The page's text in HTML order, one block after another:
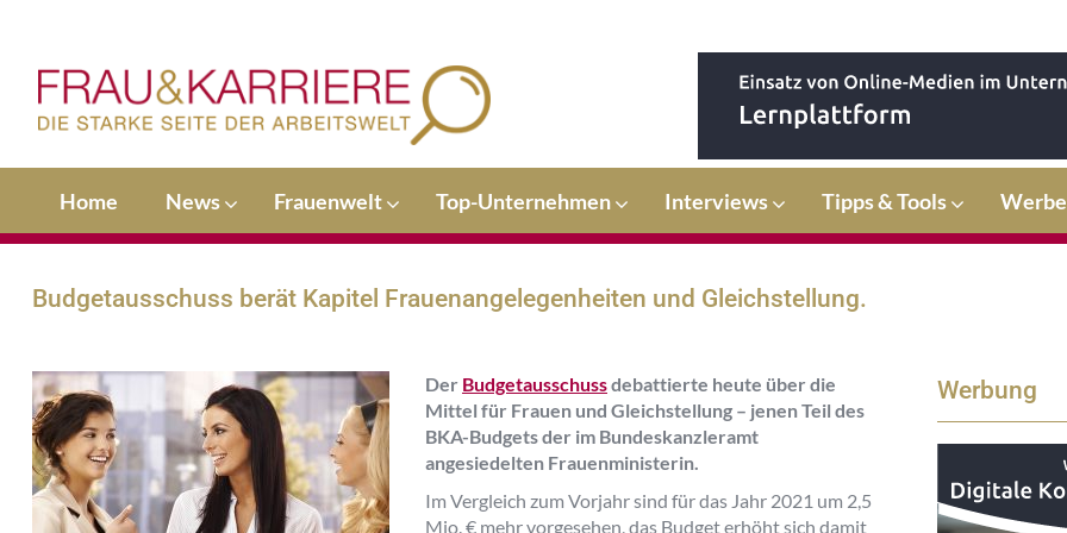
Home News Frauenwelt Top-Unternehmen Interviews Tipps & Tools
Budgetausschuss berät Kapitel Frauenangelegenheiten und Gleichstellung.
Der Budgetausschussdebattierte heute über die
Mittel für Frauen und Gleichstellung – jenen Teil des
BKA-Budgets der im Bundeskanzleramt
angesiedelten Frauenministerin.
Im Vergleich zum Vorjahr sind für das Jahr 2021 um 2,5
Mio. € mehr vorgesehen, das Budget erhöht sich damit
Werbung